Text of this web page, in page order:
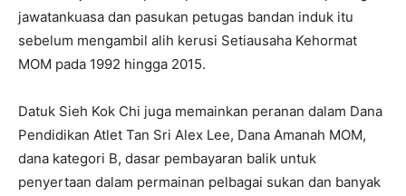
jawatankuasa dan pasukan petugas bandan induk itu
sebelum mengambil alih kerusi Setiausaha Kehormat
MOM pada 1992 hingga 2015.
Datuk Sieh Kok Chi juga memainkan peranan dalam Dana
Pendidikan Atlet Tan Sri Alex Lee, Dana Amanah MOM,
dana kategori B, dasar pembayaran balik untuk
penyertaan dalam permainan pelbagai sukan dan banyak